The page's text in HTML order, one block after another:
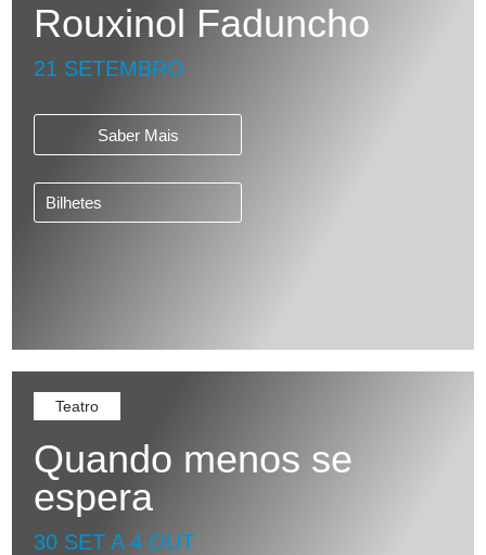
Rouxinol Faduncho
21 SETEMBRO
Saber Mais
Bilhetes
Teatro
Quando menos se
espera
30 SET A 4 OUT